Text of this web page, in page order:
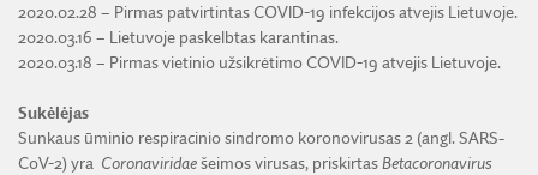
ŽEMĖS ŪKIO IR MIŠKŲ MOKSLŲ SKYRIUS
TECHNIKOS MOKSLŲ SKYRIUS
SKYRIAI IR PADALINIAI
BENDRADARBIAVIMO SUTARTYS
MOKSLININKO ETIKOS KODEKSAS
PRANEŠĖJŲ APSAUGA
BENDRADARBIAVIMAS SU REGIONAIS
ES SF PARAMA LMA
FINANSINIŲ ATASKAITŲ RINKINIAI
FINANSŲ KONTROLĖS TAISYKLĖS
TARNYBINIAI LENGVIEJI AUTOMOBILIAI
Akademija šiandien
Bukletas apie LMA
Virtuali LMA
2020.02.28 – Pirmas patvirtintas COVID-19 infekcijos atvejis Lietuvoje.
2020.03.16 – Lietuvoje paskelbtas karantinas.
2020.03.18 – Pirmas vietinio užsikrėtimo COVID-19 atvejis Lietuvoje.
Sukėlėjas
Sunkaus ūminio respiracinio sindromo koronovirusas 2 (angl. SARS-
CoV-2) yra Coronaviridae šeimos virusas, priskirtas Betacoronavirus